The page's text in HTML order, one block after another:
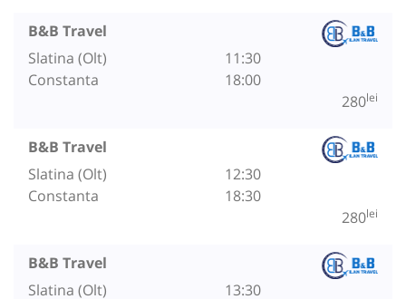
B&B Travel
Slatina (Olt)
Constanta
11:30
18:00
280lei
B&B Travel
Slatina (Olt)
Constanta
12:30
18:30
280lei
B&B Travel
Slatina (Olt)
13:30